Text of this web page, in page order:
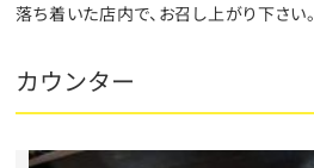
落ち着いた店内で、お召し上がり下さい。
カウンター